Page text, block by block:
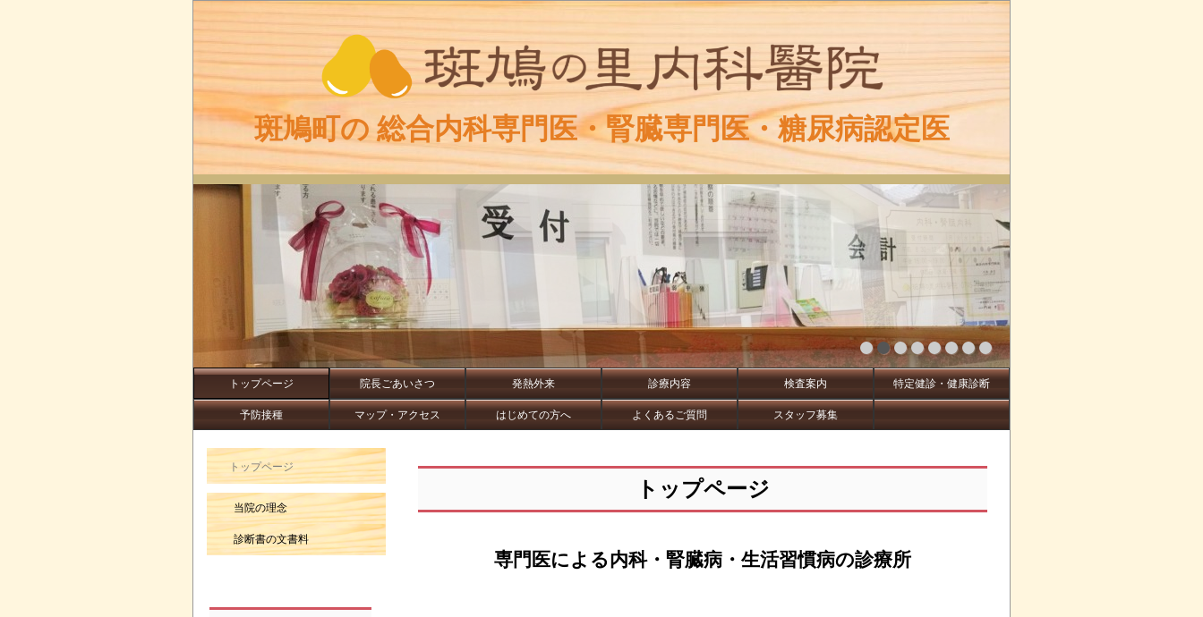
斑鳩町の 総合内科専門医・腎臓専門医・糖尿病認定医
トップページ 院長ごあいさつ 発熱外来 診療内容 検査案内 特定健診・健康診断
予防接種 マップ・アクセス はじめての方へ よくあるご質問 スタッフ募集
トップページ
専門医による内科・腎臓病・生活習慣病の診療所
トップページ
当院の理念
診断書の文書料